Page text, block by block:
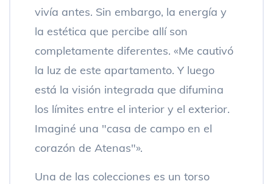
vivía antes. Sin embargo, la energía y
la estética que percibe allí son
completamente diferentes. «Me cautivó
la luz de este apartamento. Y luego
está la visión integrada que difumina
los límites entre el interior y el exterior.
Imaginé una "casa de campo en el
corazón de Atenas"».
Una de las colecciones es un torso